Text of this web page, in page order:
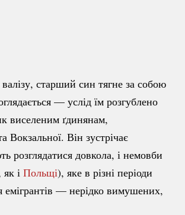
старший син тягне за собою
— услід їм розгублено
виселеним ґдинянам,
Вокзальної. Він зустрічає
розглядатися довкола, і немовби
і Польщі), яке в різні періоди
емігрантів — нерідко вимушених,